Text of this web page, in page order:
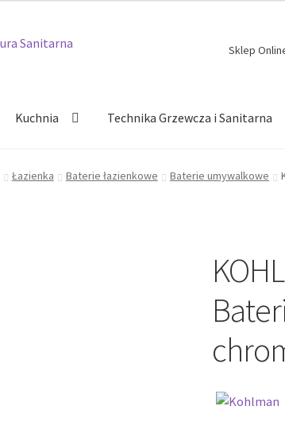
Sklep
Kuchnia Technika Grzewcza i Sanitarna
Łazienka Baterie łazienkowe Baterie umywalkowe